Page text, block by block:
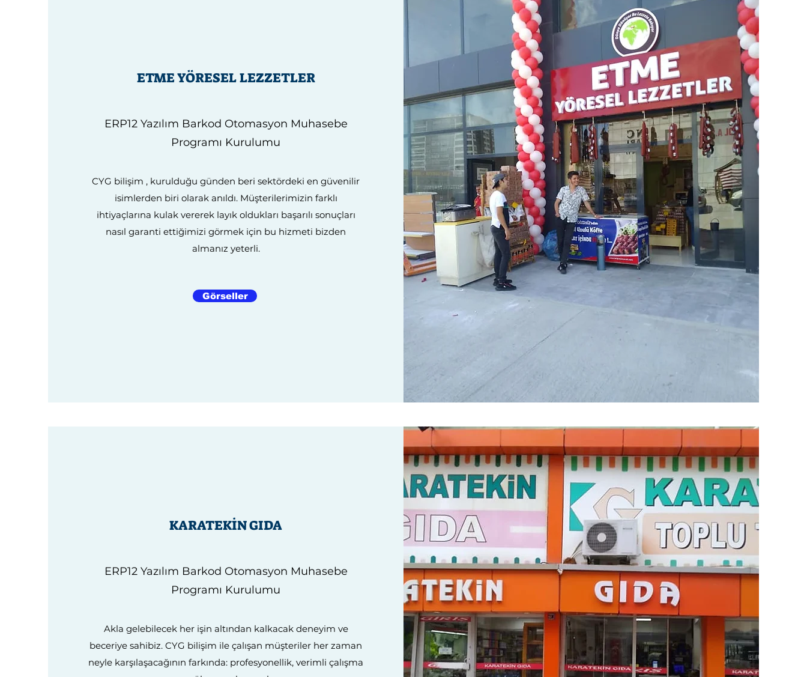
ETME YÖRESEL LEZZETLER
ERP12 Yazılım Barkod Otomasyon Muhasebe
Programı Kurulumu
CYG bilişim , kurulduğu günden beri sektördeki en güvenilir
isimlerden biri olarak anıldı. Müşterilerimizin farklı
ihtiyaçlarına kulak vererek layık oldukları başarılı sonuçları
nasıl garanti ettiğimizi görmek için bu hizmeti bizden
almanız yeterli.
Görseller
KARATEKİN GIDA
ERP12 Yazılım Barkod Otomasyon Muhasebe
Programı Kurulumu
Akla gelebilecek her işin altından kalkacak deneyim ve
beceriye sahibiz. CYG bilişim ile çalışan müşteriler her zaman
neyle karşılaşacağının farkında: profesyonellik, verimli çalışma